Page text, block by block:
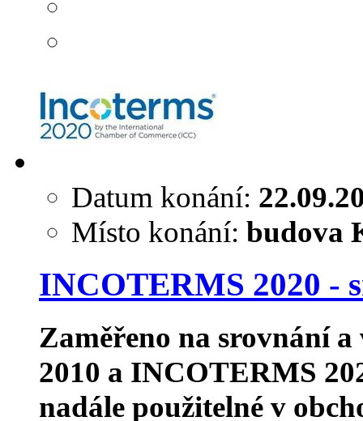
Datum konání:
Místo konání: budova
INCOTERMS 2020 -
Zaměřeno na srovnání
2010 a INCOTERMS
nadále použitelné v